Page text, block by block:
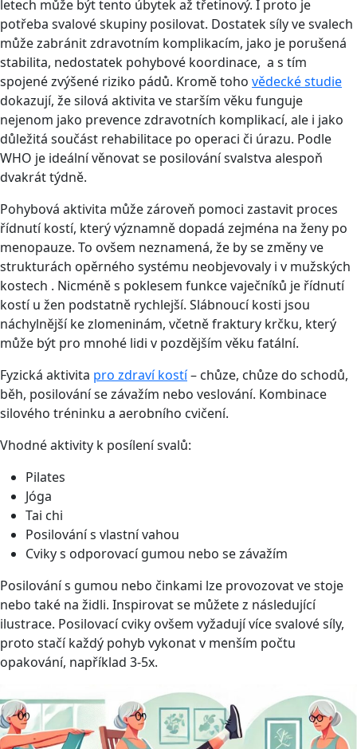
letech může být tento úbytek až třetinový. I proto je
potřeba svalové skupiny posilovat. Dostatek síly ve svalech
může zabránit zdravotním komplikacím, jako je porušená
stabilita, nedostatek pohybové koordinace, a s tím
spojené zvýšené riziko pádů. Kromě toho vědecké studie
dokazují, že silová aktivita ve starším věku funguje
nejenom jako prevence zdravotních komplikací, ale i jako
důležitá součást rehabilitace po operaci či úrazu. Podle
WHO je ideální věnovat se posilování svalstva alespoň
dvakrát týdně.
Pohybová aktivita může zároveň pomoci zastavit proces
řídnutí kostí, který významně dopadá zejména na ženy po
menopauze. To ovšem neznamená, že by se změny ve
strukturách opěrného systému neobjevovaly i v mužských
kostech . Nicméně s poklesem funkce vaječníků je řídnutí
kostí u žen podstatně rychlejší. Slábnoucí kosti jsou
náchylnější ke zlomeninám, včetně fraktury krčku, který
může být pro mnohé lidi v pozdějším věku fatální.
Fyzická aktivita pro zdraví kostí– chůze, chůze do schodů,
běh, posilování se závažím nebo veslování. Kombinace
silového tréninku a aerobního cvičení.
Vhodné aktivity k posílení svalů:
Pilates
Jóga
Tai chi
Posilování s vlastní vahou
Cviky s odporovací gumou nebo se závažím
Posilování s gumou nebo činkami lze provozovat ve stoje
nebo také na židli. Inspirovat se můžete z následující
ilustrace. Posilovací cviky ovšem vyžadují více svalové síly,
proto stačí každý pohyb vykonat v menším počtu
opakování, například 3-5x.